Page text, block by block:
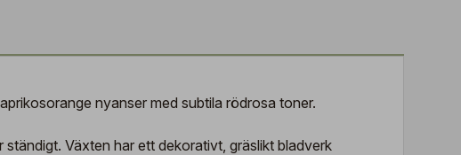
nyanser med subtila rödrosa toner.
Växten har ett dekorativt, gräslikt bladverk